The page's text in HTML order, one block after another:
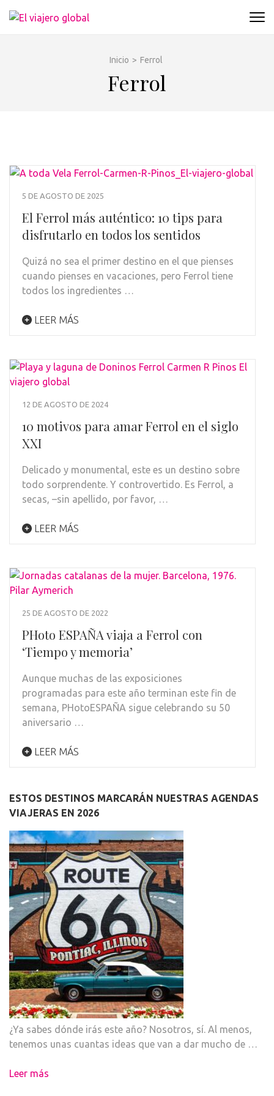
Un espacio donde descubrir la cara B de los
desde su música hasta su arquitectura o sus
Inicio > Ferrol
Ferrol
5 DE AGOSTO DE 2025
El Ferrol más auténtico: 10 tips para
disfrutarlo en todos los sentidos
Quizá no sea el primer destino en el que pienses
cuando pienses en vacaciones, pero Ferrol tiene
todos los ingredientes …
LEER MÁS
12 DE AGOSTO DE 2024
10 motivos para amar Ferrol en el siglo
XXI
Delicado y monumental, este es un destino sobre
todo sorprendente. Y controvertido. Es Ferrol, a
secas, –sin apellido, por favor, …
LEER MÁS
25 DE AGOSTO DE 2022
PHoto ESPAÑA viaja a Ferrol con
‘Tiempo y memoria’
Aunque muchas de las exposiciones
programadas para este año terminan este fin de
semana, PHotoESPAÑA sigue celebrando su 50
aniversario …
LEER MÁS
ESTOS DESTINOS MARCARÁN NUESTRAS AGENDAS
VIAJERAS EN 2026
¿Ya sabes dónde irás este año? Nosotros, sí. Al menos,
tenemos unas cuantas ideas que van a dar mucho de …
Leer más